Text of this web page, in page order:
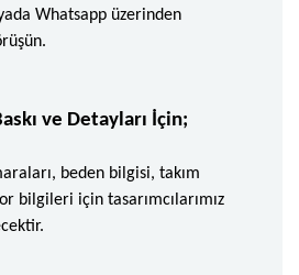
Whatsapp üzerinden
ve Detayları İçin;
beden bilgisi, takım
bilgileri için tasarımcılarımız